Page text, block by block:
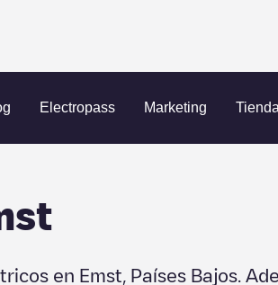
Electropass Marketing Tienda
en Emst Países Bajos .